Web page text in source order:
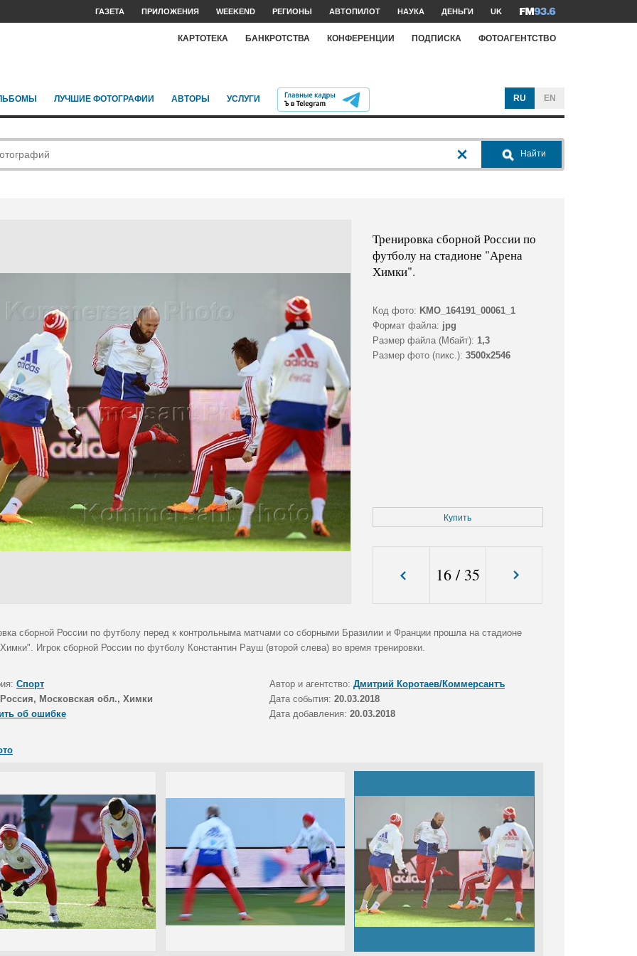
ГАЗЕТА ПРИЛОЖЕНИЯ WEEKEND РЕГИОНЫ АВТОПИЛОТ НАУКА ДЕНЬГИ UK
КАРТОТЕКА БАНКРОТСТВА КОНФЕРЕНЦИИ ПОДПИСКА ФОТОАГЕНТСТВО
ЛУЧШИЕ ФОТОГРАФИИ АВТОРЫ УСЛУГИ RU EN
Найти
Тренировка сборной России по
футболу на стадионе "Арена
Химки".
Код фото: KMO_164191_00061_1
Формат файла: jpg
Размер файла (Мбайт): 1,3
Размер фото (пикс.): 3500x2546
Купить
16/ 35
сборной России по футболу перед к контрольныма матчами со сборными Бразилии и Франции прошла на стадионе
Игрок сборной России по футболу Константин Рауш (второй слева) во время тренировки.
Спорт Автор и агентство: Дмитрий Коротаев/Коммерсантъ
Россия, Московская обл., Химки Дата события: 20.03.2018
об ошибке
Дата добавления: 20.03.2018